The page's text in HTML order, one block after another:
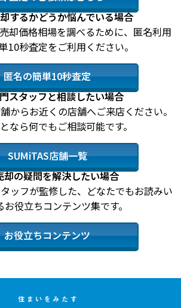
するかどうか悩んでいる場合
却価格相場を調べるために、匿名利用
10秒査定をご利用ください。
匿名の簡単10秒査定
スタッフと相談したい場合
からお近くの店舗へご来店ください。
なら何でもご相談可能です。
SUMiTAS店舗一覧
却の疑問を解決したい場合
ッフが監修した、どなたでもお読みい
お役立ちコンテンツ集です。
お役立ちコンテンツ